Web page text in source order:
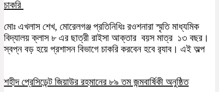
চাকরি
মোঃ এখলাস শেখ, মোরেলগঞ্জ প্রতিনিধিঃ রওশনারা স্মৃতি মাধ্যমিক
বিদ্যালয় ক্লাস ৮ এর ছাত্রী রাইসা আক্তার বয়স মাত্র ১৩ বছর।
স্বপ্ন বড় হয়ে প্রশাসন বিভাগে চাকরি করবেন হবে র‍্যাব। এই অল্প
শহীদ প্রেসিডেন্ট জিয়াউর রহমানের ৮৯ তম জন্মবার্ষিকী অনুষ্ঠিত